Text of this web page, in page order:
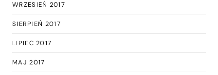
WRZESIEŃ 2017
SIERPIEŃ 2017
LIPIEC 2017
MAJ 2017